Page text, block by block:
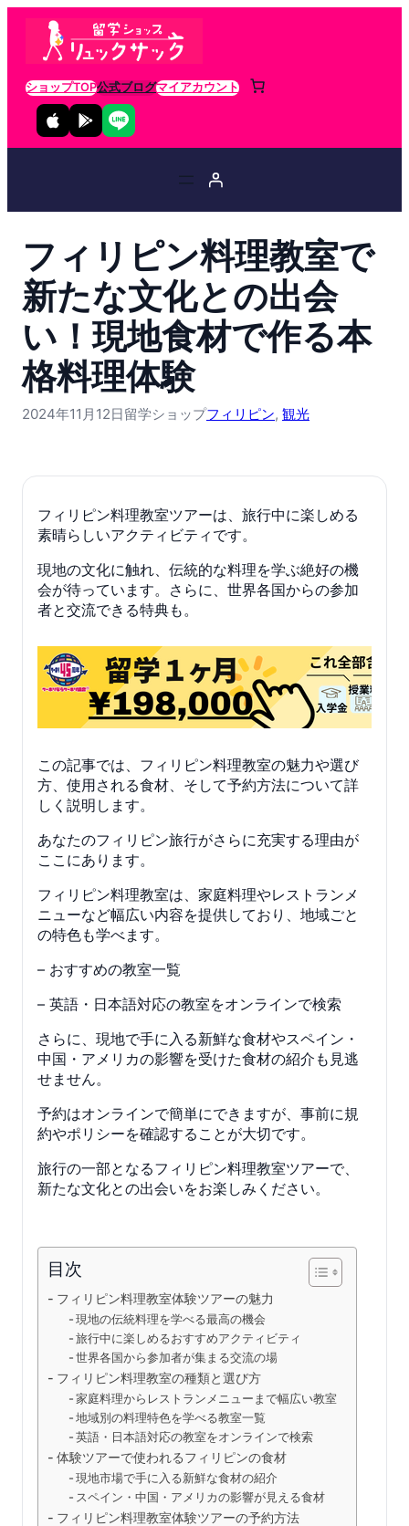
ショップTOP公式ブログマイアカウント
フィリピン料理教室で
新たな文化との出会
い！現地食材で作る本
格料理体験
2024年11月12日留学ショップフィリピン, 観光
フィリピン料理教室ツアーは、旅行中に楽しめる
素晴らしいアクティビティです。
現地の文化に触れ、伝統的な料理を学ぶ絶好の機
会が待っています。さらに、世界各国からの参加
者と交流できる特典も。
この記事では、フィリピン料理教室の魅力や選び
方、使用される食材、そして予約方法について詳
しく説明します。
あなたのフィリピン旅行がさらに充実する理由が
ここにあります。
フィリピン料理教室は、家庭料理やレストランメ
ニューなど幅広い内容を提供しており、地域ごと
の特色も学べます。
– おすすめの教室一覧
– 英語・日本語対応の教室をオンラインで検索
さらに、現地で手に入る新鮮な食材やスペイン・
中国・アメリカの影響を受けた食材の紹介も見逃
せません。
予約はオンラインで簡単にできますが、事前に規
約やポリシーを確認することが大切です。
旅行の一部となるフィリピン料理教室ツアーで、
新たな文化との出会いをお楽しみください。
目次
フィリピン料理教室体験ツアーの魅力
現地の伝統料理を学べる最高の機会
旅行中に楽しめるおすすめアクティビティ
世界各国から参加者が集まる交流の場
フィリピン料理教室の種類と選び方
家庭料理からレストランメニューまで幅広い教室
地域別の料理特色を学べる教室一覧
英語・日本語対応の教室をオンラインで検索
体験ツアーで使われるフィリピンの食材
現地市場で手に入る新鮮な食材の紹介
スペイン・中国・アメリカの影響が見える食材
フィリピン料理教室体験ツアーの予約方法